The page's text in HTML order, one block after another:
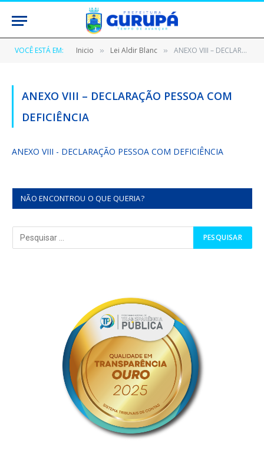
VOCÊ ESTÁ EM: Inicio » Lei Aldir Blanc » ANEXO VIII – DECLARAÇÃO PESSOA COM DEFICIÊNCIA
ANEXO VIII – DECLARAÇÃO PESSOA COM
DEFICIÊNCIA
ANEXO VIII - DECLARAÇÃO PESSOA COM DEFICIÊNCIA
NÃO ENCONTROU O QUE QUERIA?